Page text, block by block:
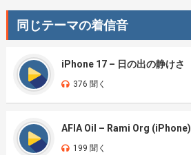
同じテーマの着信音
iPhone 17 – 日の出の静けさ
376 聞く
AFIA Oil – Rami Org (iPhone)
199 聞く